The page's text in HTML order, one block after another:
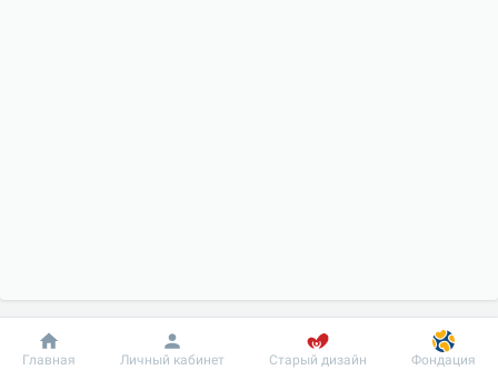
Добробут Информация Пациенту
Главная Личный кабинет Старый дизайн Фондация